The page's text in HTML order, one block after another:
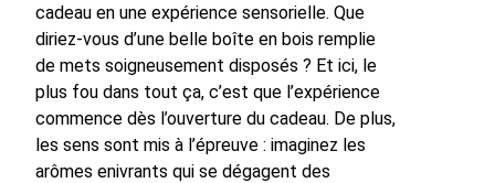
cadeau en une expérience sensorielle. Que
diriez-vous d’une belle boîte en bois remplie
de mets soigneusement disposés ? Et ici, le
plus fou dans tout ça, c’est que l’expérience
commence dès l’ouverture du cadeau. De plus,
les sens sont mis à l’épreuve : imaginez les
arômes enivrants qui se dégagent des